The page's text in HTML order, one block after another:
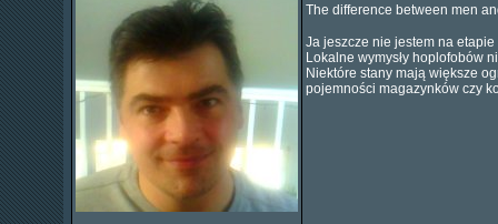
The difference between men
Ja jeszcze nie jestem na
Lokalne wymysły hoplofobów
Niektóre stany mają większe
pojemności magazynków czy